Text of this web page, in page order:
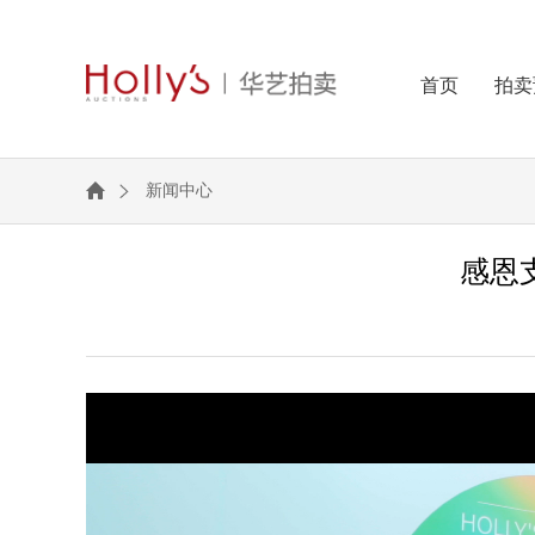
首页 拍
新闻中心
感恩